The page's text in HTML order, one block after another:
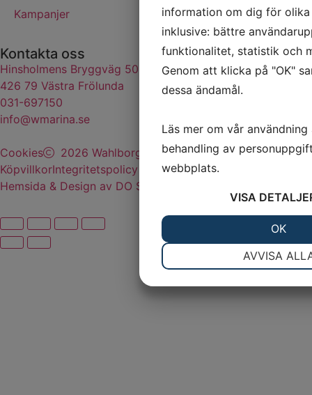
Kampanjer
Kontakta oss
Hinsholmens Bryggväg 50
426 79 Västra Frölunda
031-697150
info@wmarina.se
Cookies
2026 Wahlborgs Marina AB
KöpvillkorIntegritetspolicy
Hemsida & Design av DO Sverige AB
information om dig för olika
inklusive: bättre
funktionalitet, statistik och
Genom att klicka på "OK"
dessa ändamål.
Läs mer om vår
behandling av
webbplats.
VISA
AVVISA
OK